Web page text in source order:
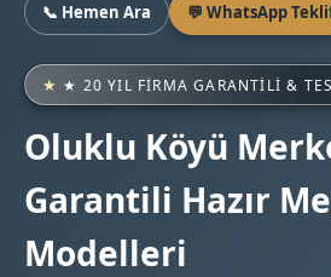
📞 Hemen Ara 💬 WhatsApp
★ 20 YIL FIRMA GARANTILI &
Oluklu Köyü
Garantili Hazır
Modelleri